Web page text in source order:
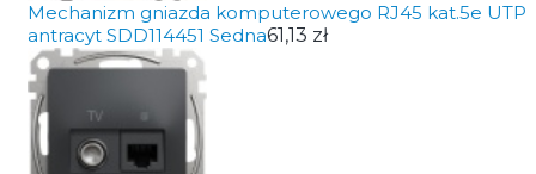
Mechanizm gniazda komputerowego RJ45 kat.5e UTP
antracyt SDD114451 Sedna61,13 zł